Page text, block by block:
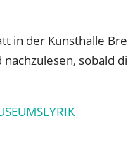
in der Kunsthalle
sobald